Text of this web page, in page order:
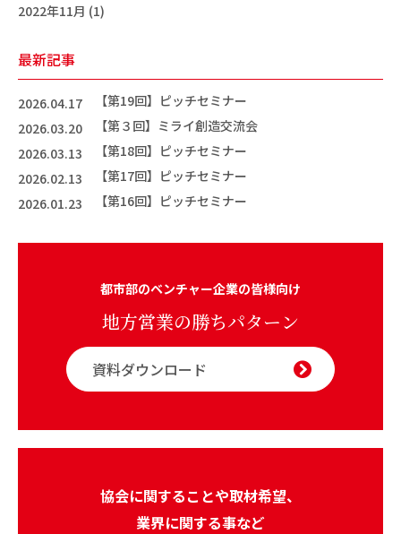
2022年11月 (1)
最新記事
2026.04.17
【第19回】ピッチセミナー
2026.03.20
【第３回】ミライ創造交流会
2026.03.13
【第18回】ピッチセミナー
2026.02.13
【第17回】ピッチセミナー
2026.01.23
【第16回】ピッチセミナー
都市部のベンチャー企業の皆様向け
地方営業の勝ちパターン
資料ダウンロード
協会に関することや取材希望、
業界に関する事など